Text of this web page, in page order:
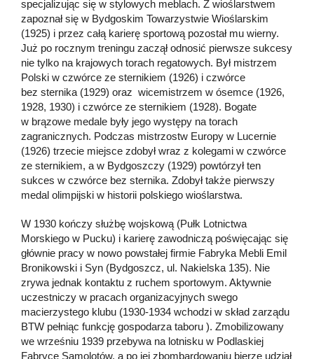
specjalizując się w stylowych meblach. Z wioślarstwem
zapoznał się w Bydgoskim Towarzystwie Wioślarskim
(1925) i przez całą karierę sportową pozostał mu wierny.
Już po rocznym treningu zaczął odnosić pierwsze sukcesy
nie tylko na krajowych torach regatowych. Był mistrzem
Polski w czwórce ze sternikiem (1926) i czwórce
bez sternika (1929) oraz wicemistrzem w ósemce (1926,
1928, 1930) i czwórce ze sternikiem (1928). Bogate
w brązowe medale były jego występy na torach
zagranicznych. Podczas mistrzostw Europy w Lucernie
(1926) trzecie miejsce zdobył wraz z kolegami w czwórce
ze sternikiem, a w Bydgoszczy (1929) powtórzył ten
sukces w czwórce bez sternika. Zdobył także pierwszy
medal olimpijski w historii polskiego wioślarstwa.
W 1930 kończy służbę wojskową (Pułk Lotnictwa
Morskiego w Pucku) i karierę zawodniczą poświęcając się
głównie pracy w nowo powstałej firmie Fabryka Mebli Emil
Bronikowski i Syn (Bydgoszcz, ul. Nakielska 135). Nie
zrywa jednak kontaktu z ruchem sportowym. Aktywnie
uczestniczy w pracach organizacyjnych swego
macierzystego klubu (1930-1934 wchodzi w skład zarządu
BTW pełniąc funkcję gospodarza taboru ). Zmobilizowany
we wrześniu 1939 przebywa na lotnisku w Podlaskiej
Fabryce Samolotów, a po jej zbombardowaniu bierze udział